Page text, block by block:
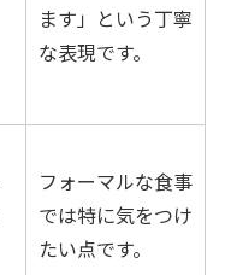
ます」という丁寧
な表現です。
フォーマルな食事
では特に気をつけ
たい点です。